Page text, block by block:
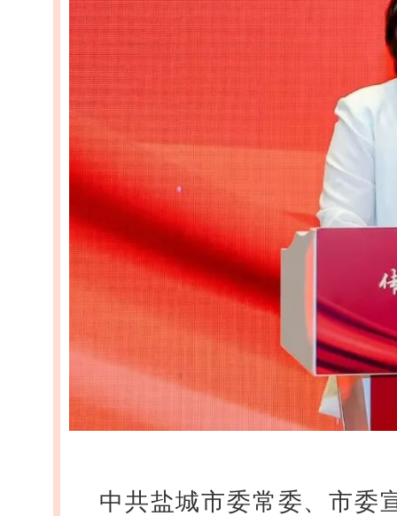
中共盐城市委常委、市委